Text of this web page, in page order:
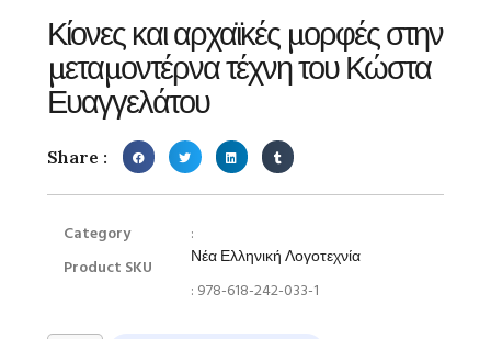
Κίονες και αρχαϊκές μορφές στην
μεταμοντέρνα τέχνη του Κώστα
Ευαγγελάτου
Share :
Category
Product SKU
:
Νέα Ελληνική Λογοτεχνία
: 978-618-242-033-1